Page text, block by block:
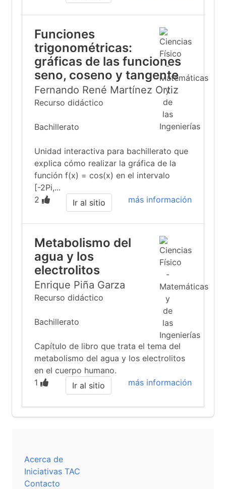
Funciones
trigonométricas:
gráficas de las funciones
seno, coseno y tangente
Fernando René Martínez Ortiz
Recurso didáctico
Bachillerato
Unidad interactiva para bachillerato que
explica cómo realizar la gráfica de la
función f(x) = cos(x) en el intervalo
[-2Pi,...
2
más información
Ir al sitio
Metabolismo del
agua y los
electrolitos
Enrique Piña Garza
Recurso didáctico
Bachillerato
Capítulo de libro que trata el tema del
metabolismo del agua y los electrolitos
en el cuerpo humano.
1
más información
Ir al sitio
Acerca de
Iniciativas TAC
Contacto